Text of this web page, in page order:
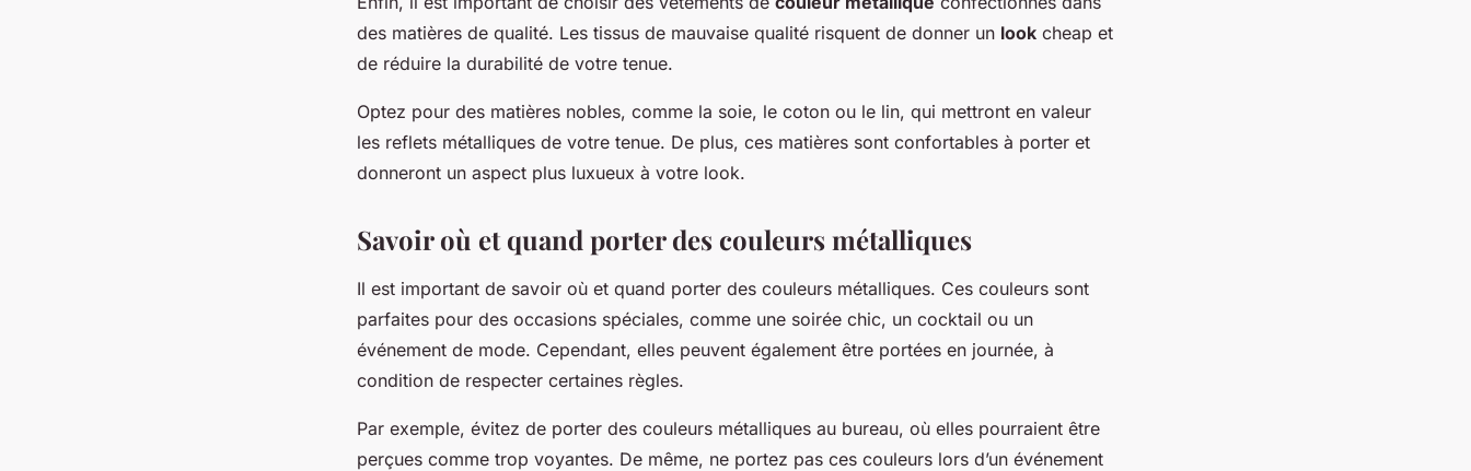
des matières de qualité. Les tissus de mauvaise qualité risquent de donner un look cheap et
de réduire la durabilité de votre tenue.
Optez pour des matières nobles, comme la soie, le coton ou le lin, qui mettront en valeur
les reflets métalliques de votre tenue. De plus, ces matières sont confortables à porter et
donneront un aspect plus luxueux à votre look.
Savoir où et quand porter des couleurs métalliques
Il est important de savoir où et quand porter des couleurs métalliques. Ces couleurs sont
parfaites pour des occasions spéciales, comme une soirée chic, un cocktail ou un
événement de mode. Cependant, elles peuvent également être portées en journée, à
condition de respecter certaines règles.
Par exemple, évitez de porter des couleurs métalliques au bureau, où elles pourraient être
perçues comme trop voyantes. De même, ne portez pas ces couleurs lors d’un événement